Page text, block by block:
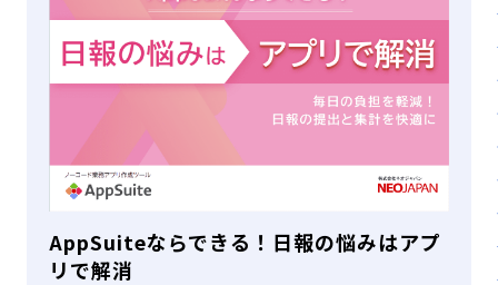
AppSuiteならできる！日報の悩みはアプ
リで解消